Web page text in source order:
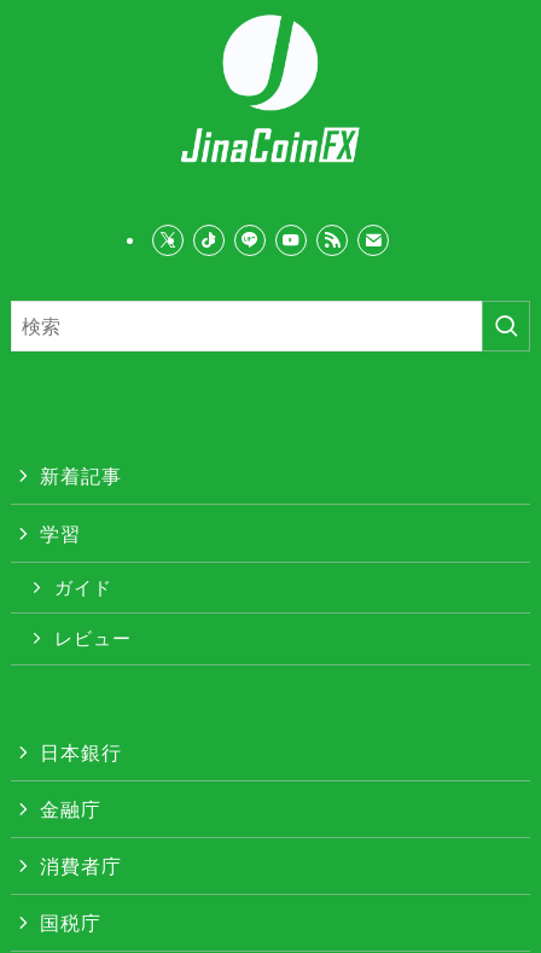
新着記事
学習
ガイド
レビュー
日本銀行
金融庁
消費者庁
国税庁